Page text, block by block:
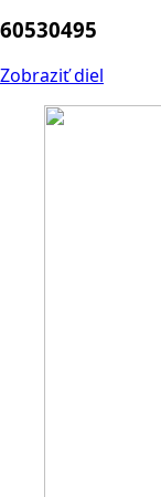
60530495
Zobraziť diel